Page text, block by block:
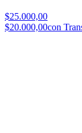
$25.000,00
$20.000,00con